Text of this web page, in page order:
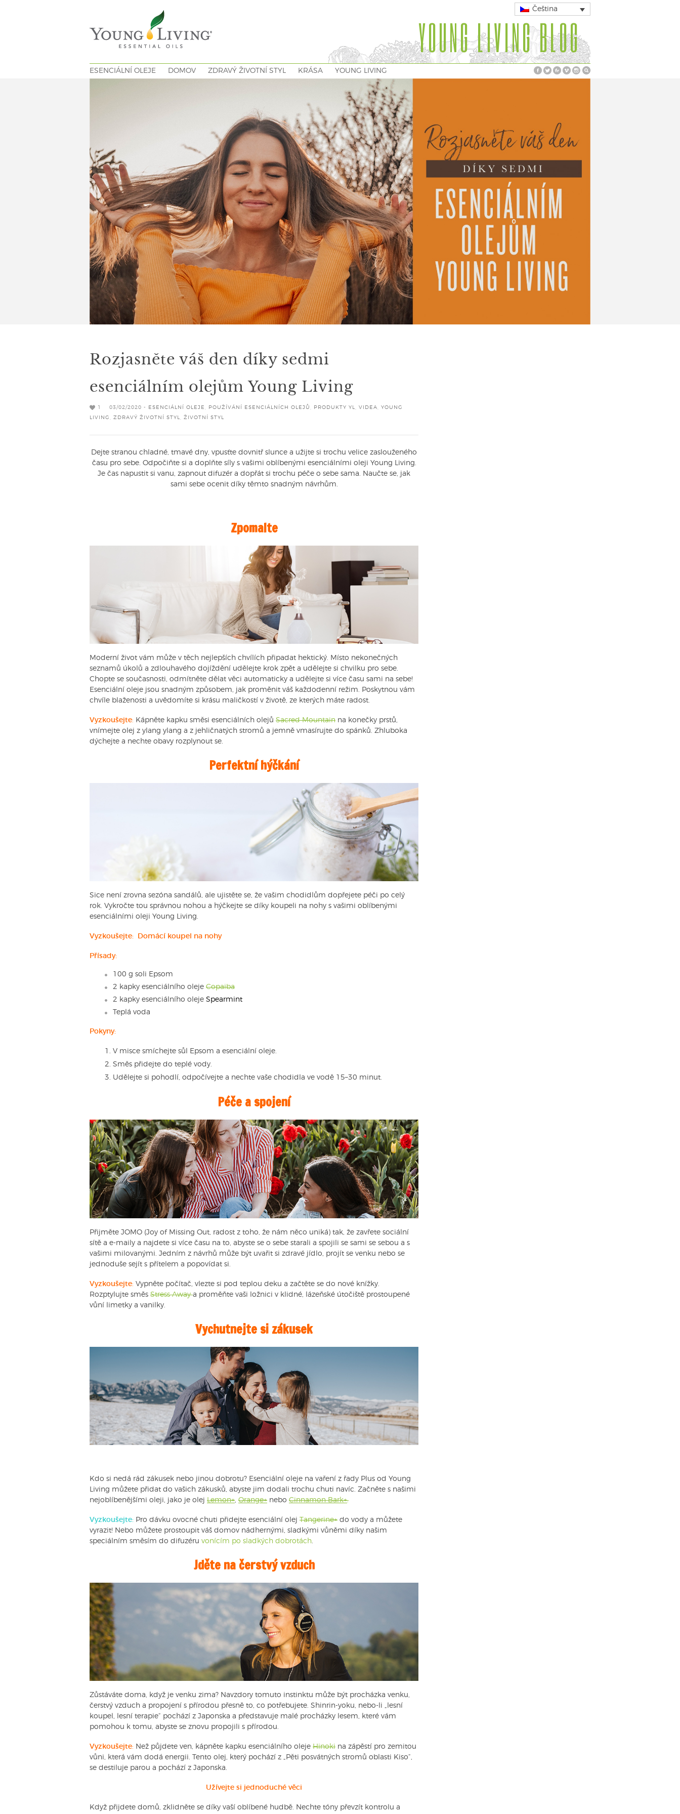
Čeština
YOUNG LIVING BLOG
ESENCIÁLNÍ OLEJE DOMOV ZDRAVÝ ŽIVOTNÍ STYL KRÁSA YOUNG LIVING
Rozjasněte váš den díky sedmi
esenciálním olejům Young Living
1 03/02/2020 - ESENCIÁLNÍ OLEJE POUŽÍVÁNÍ ESENCIÁLNÍCH OLEJŮ PRODUKTY YL VIDEA
YOUNG
LIVING
ZDRAVÝ ŽIVOTNÍ STYL ŽIVOTNÍ STYL
Dejte stranou chladné, tmavé dny, vpusťte dovnitř slunce a užijte si trochu velice zaslouženého
času pro sebe. Odpočiňte si a doplňte síly s vašimi oblíbenými esenciálními oleji Young Living.
Je čas napustit si vanu, zapnout difuzér a dopřát si trochu péče o sebe sama. Naučte se, jak
sami sebe ocenit díky těmto snadným návrhům.
Zpomalte
Moderní život vám může v těch nejlepších chvílích připadat hektický. Místo nekonečných
seznamů úkolů a zdlouhavého dojíždění udělejte krok zpět a udělejte si chvilku pro sebe.
Chopte se současnosti, odmítněte dělat věci automaticky a udělejte si více času sami na sebe!
Esenciální oleje jsou snadným způsobem, jak proměnit váš každodenní režim. Poskytnou vám
chvíle blaženosti a uvědomíte si krásu maličkostí v životě, ze kterých máte radost.
Vyzkoušejte: Kápněte kapku směsi esenciálních olejů Sacred Mountain na konečky prstů,
vnímejte olej z ylang ylang a z jehličnatých stromů a jemně vmasírujte do spánků. Zhluboka
dýchejte a nechte obavy rozplynout se.
Perfektní hýčkání
Sice není zrovna sezóna sandálů, ale ujistěte se, že vašim chodidlům dopřejete péči po celý
rok. Vykročte tou správnou nohou a hýčkejte se díky koupeli na nohy s vašimi oblíbenými
esenciálními oleji Young Living.
Vyzkoušejte: Domácí koupel na nohy
Přísady:
100 g soli Epsom
2 kapky esenciálního oleje Copaiba
2 kapky esenciálního oleje Spearmint
Teplá voda
Pokyny:
V misce smíchejte sůl Epsom a esenciální oleje.
Směs přidejte do teplé vody.
Udělejte si pohodlí, odpočívejte a nechte vaše chodidla ve vodě 15–30 minut.
Péče a spojení
Přijměte JOMO (Joy of Missing Out, radost z toho, že nám něco uniká) tak, že zavřete sociální
sítě a e-maily a najdete si více času na to, abyste se o sebe starali a spojili se sami se sebou a s
vašimi milovanými. Jedním z návrhů může být uvařit si zdravé jídlo, projít se venku nebo se
jednoduše sejít s přítelem a popovídat si.
Vyzkoušejte: Vypněte počítač, vlezte si pod teplou deku a začtěte se do nové knížky.
Rozptylujte směs Stress Awaya proměňte vaši ložnici v klidné, lázeňské útočiště prostoupené
vůní limetky a vanilky.
Vychutnejte si zákusek
Kdo si nedá rád zákusek nebo jinou dobrotu? Esenciální oleje na vaření z řady Plus od Young
Living můžete přidat do vašich zákusků, abyste jim dodali trochu chuti navíc. Začněte s našimi
nejoblíbenějšími oleji, jako je olej Lemon+, Orange+ nebo Cinnamon Bark+.
Vyzkoušejte: Pro dávku ovocné chuti přidejte esenciální olej Tangerine+ do vody a můžete
vyrazit! Nebo můžete prostoupit váš domov nádhernými, sladkými vůněmi díky našim
speciálním směsím do difuzéru vonícím po sladkých dobrotách.
Jděte na čerstvý vzduch
Zůstáváte doma, když je venku zima? Navzdory tomuto instinktu může být procházka venku,
čerstvý vzduch a propojení s přírodou přesně to, co potřebujete. Shinrin-yoku, nebo-li „lesní
koupel, lesní terapie“ pochází z Japonska a představuje malé procházky lesem, které vám
pomohou k tomu, abyste se znovu propojili s přírodou.
Vyzkoušejte: Než půjdete ven, kápněte kapku esenciálního oleje Hinoki na zápěstí pro zemitou
vůni, která vám dodá energii. Tento olej, který pochází z „Pěti posvátných stromů oblasti Kiso“,
se destiluje parou a pochází z Japonska.
Užívejte si jednoduché věci
Když přijdete domů, zklidněte se díky vaší oblíbené hudbě. Nechte tóny převzít kontrolu a